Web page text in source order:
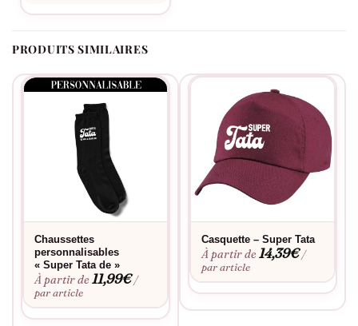
PRODUITS SIMILAIRES
Chaussettes
personnalisables
« Super Tata de »
À partir de11,99€ /
par article
Casquette – Super Tata
À partir de14,39€ /
par article